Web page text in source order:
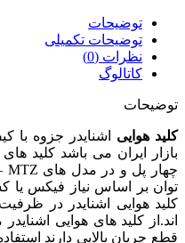
توضیحات
توضیحات تکمیلی
نظرات (0)
کاتالوگ
توضیحات
کلید هوایی اشنایدر جزوه با
بازار ایران می باشد کلید
توان بر اساس نیاز فیکس یا
کلید هوایی اشنایدر در
اند.از کلید های هوایی
قطع جریان بالایی دارند